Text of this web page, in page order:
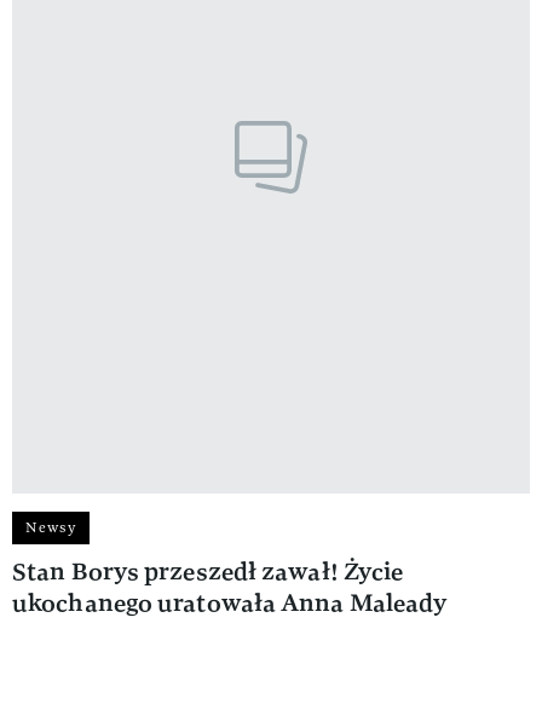
Newsy
Stan Borys przeszedł zawał! Życie
ukochanego uratowała Anna Maleady